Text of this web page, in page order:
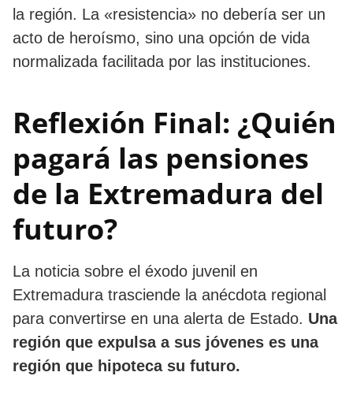
la región. La «resistencia» no debería ser un
acto de heroísmo, sino una opción de vida
normalizada facilitada por las instituciones.
​Reflexión Final: ¿Quién
pagará las pensiones
de la Extremadura del
futuro?
​La noticia sobre el éxodo juvenil en
Extremadura trasciende la anécdota regional
para convertirse en una alerta de Estado. Una
región que expulsa a sus jóvenes es una
región que hipoteca su futuro.